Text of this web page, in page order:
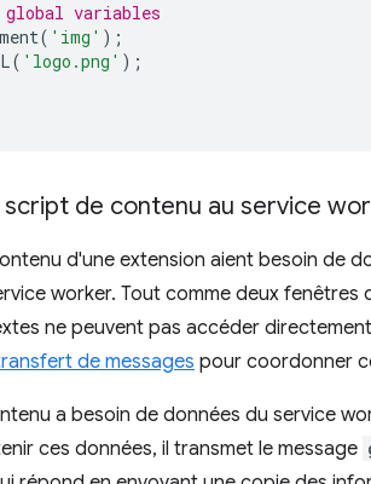
variables
( 'img' );
( 'logo.png' );
de contenu au service
d'une extension aient besoin de
worker. Tout comme deux fenêtres
ne peuvent pas accéder
de messages pour coordonner
a besoin de données du service
ces données, il transmet le message